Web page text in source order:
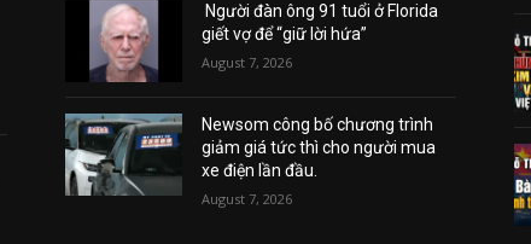
Người đàn ông 91 tuổi ở Florida
giết vợ để “giữ lời hứa”
August 7, 2026
Newsom công bố chương trình
giảm giá tức thì cho người mua
xe điện lần đầu.
August 7, 2026